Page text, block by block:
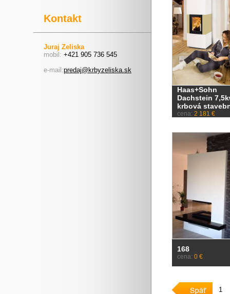
Kontakt
Juraj Zeliska
mobil: +421 905 736 545
e-mail:predaj@krbyzeliska.sk
Haas+Sohn
Dachstein
krbová
cena: 2 181 €
168
cena: 0 €
1